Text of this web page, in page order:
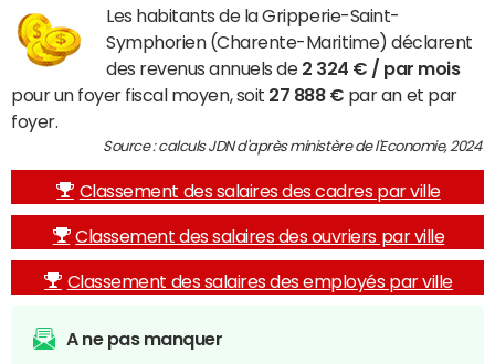
Les habitants de la Gripperie-Saint-
Symphorien (Charente-Maritime) déclarent
des revenus annuels de 2 324 € / par mois
pour un foyer fiscal moyen, soit 27 888 € par an et par
foyer.
Source : calculs JDN d'après ministère de l'Economie, 2024
Classement des salaires des cadres par ville
Classement des salaires des ouvriers par ville
Classement des salaires des employés par ville
A ne pas manquer